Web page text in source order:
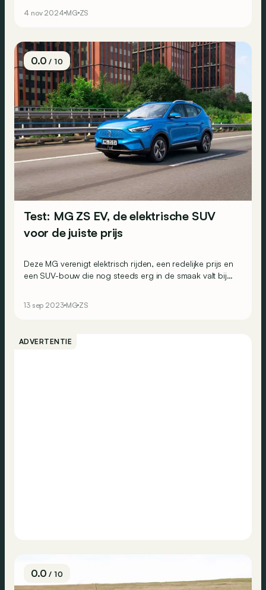
4 nov 2024 MG ZS
0.0/ 10
Test: MG ZS EV, de elektrische SUV
voor de juiste prijs
Deze MG verenigt elektrisch rijden, een redelijke prijs en
een SUV-bouw die nog steeds erg in de smaak valt bij
13 sep 2023 MG ZS
ADVERTENTIE
0.0/ 10